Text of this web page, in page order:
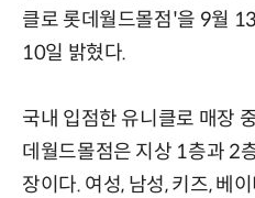
클로 롯데월드몰점'을 9월
10일 밝혔다.
국내 입점한 유니클로 매장
데월드몰점은 지상 1층과 2
장이다. 여성, 남성, 키즈, 베